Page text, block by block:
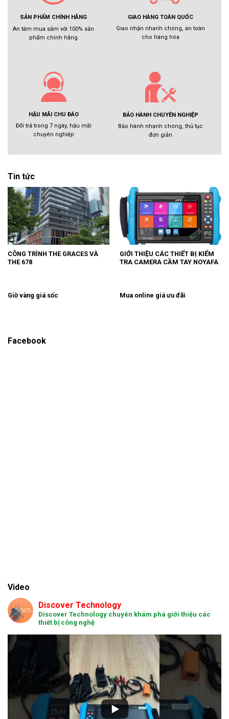
SẢN PHẨM CHÍNH HÃNG
An tâm mua sắm với 100% sản
phẩm chính hãng
GIAO HÀNG TOÀN QUỐC
Giao nhận nhanh chóng, an toàn
cho hàng hóa
HẬU MÃI CHU ĐÁO
Đổi trả trong 7 ngày, hậu mãi
chuyên nghiệp
BẢO HÀNH CHUYÊN NGHIỆP
Bảo hành nhanh chóng, thủ tục
đơn giản
Tin tức
CÔNG TRÌNH THE GRACES VÀ
THE 678
GIỚI THIỆU CÁC THIẾT BỊ KIỂM
TRA CAMERA CẦM TAY NOYAFA
Giờ vàng giá sốc Mua online giá ưu đãi
Facebook
Video
Discover Technology
Discover Technology chuyên khám phá giới thiệu các
thiết bị công nghệ